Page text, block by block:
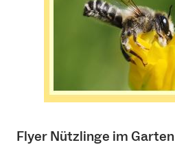
Flyer Nützlinge im Garten